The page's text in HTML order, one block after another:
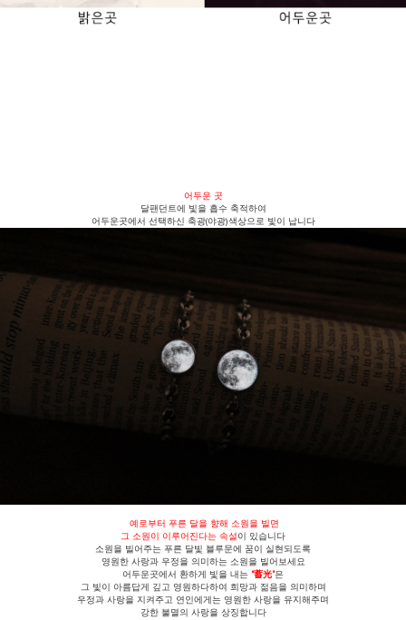
어두운 곳
달팬던트에 빛을 흡수 축적하여
어두운곳에서 선택하신 축광(야광)색상으로 빛이 납니다
예로부터 푸른 달을 향해 소원을 빌면
그 소원이 이루어진다는 속설이 있습니다
소원을 빌어주는 푸른 달빛 블루문에 꿈이 실현되도록
영원한 사랑과 우정을 의미하는 소원을 빌어보세요
어두운곳에서 환하게 빛을 내는 "蓄光"은
그 빛이 아름답게 깊고 영원하다하여 희망과 젊음을 의미하며
우정과 사랑을 지켜주고 연인에게는 영원한 사랑을 유지해주며
강한 불멸의 사랑을 상징합니다